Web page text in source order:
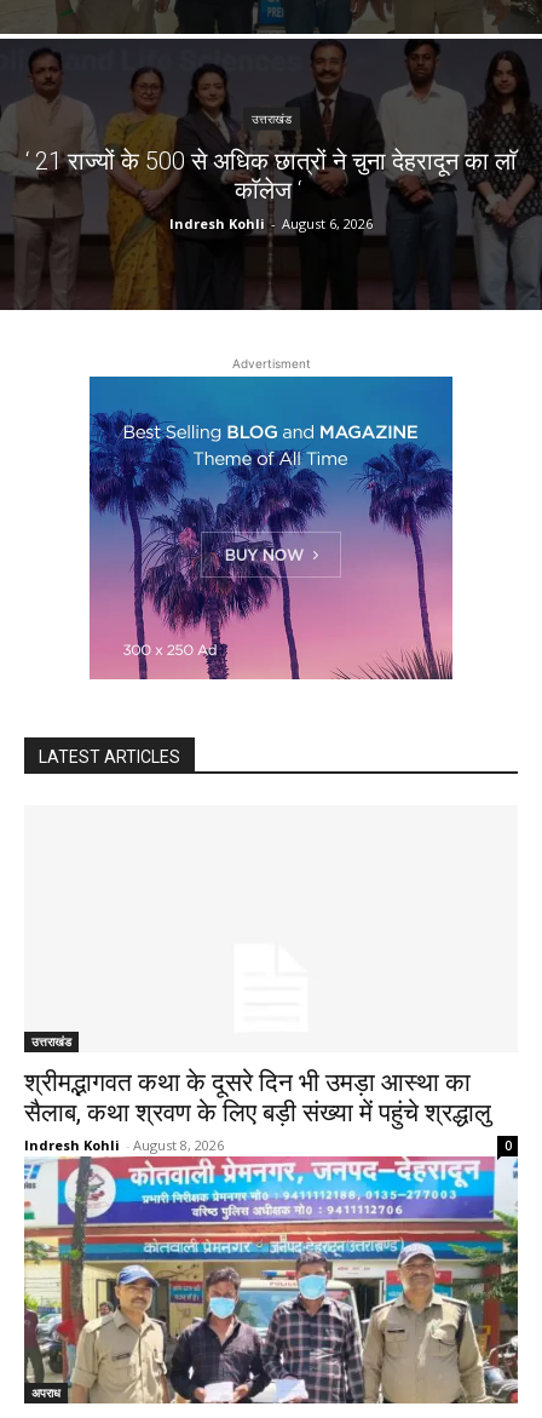
उत्तराखंड
‘ 21 राज्यों के 500 से अधिक छात्रों ने चुना देहरादून का लाॅ
काॅलेज ‘
Indresh Kohli - August 6, 2026
Advertisment
LATEST ARTICLES
उत्तराखंड
श्रीमद्भागवत कथा के दूसरे दिन भी उमड़ा आस्था का
सैलाब, कथा श्रवण के लिए बड़ी संख्या में पहुंचे श्रद्धालु
Indresh Kohli - August 8, 2026 0
अपराध